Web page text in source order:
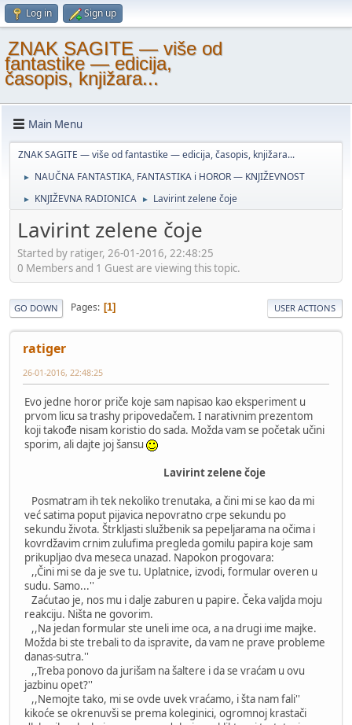
Log in Sign up
ZNAK SAGITE — više od
fantastike — edicija,
časopis, knjižara...
Main Menu
ZNAK SAGITE — više od fantastike — edicija, časopis, knjižara...
► NAUČNA FANTASTIKA, FANTASTIKA i HOROR — KNJIŽEVNOST
► KNJIŽEVNA RADIONICA ► Lavirint zelene čoje
Lavirint zelene čoje
Started by ratiger, 26-01-2016, 22:48:25
0 Members and 1 Guest are viewing this topic.
GO DOWN Pages 1 USER ACTIONS
ratiger
26-01-2016, 22:48:25
Evo jedne horor priče koje sam napisao kao eksperiment u
prvom licu sa trashy pripovedačem. I narativnim prezentom
koji takođe nisam koristio do sada. Možda vam se početak učini
sporim, ali dajte joj šansu
Lavirint zelene čoje
Posmatram ih tek nekoliko trenutaka, a čini mi se kao da mi
već satima poput pijavica nepovratno crpe sekundu po
sekundu života. Štrkljasti službenik sa pepeljarama na očima i
kovrdžavim crnim zulufima pregleda gomilu papira koje sam
prikupljao dva meseca unazad. Napokon progovara:
,,Čini mi se da je sve tu. Uplatnice, izvodi, formular overen u
sudu. Samo...''
Zaćutao je, nos mu i dalje zaburen u papire. Čeka valjda moju
reakciju. Ništa ne govorim.
,,Na jedan formular ste uneli ime oca, a na drugi ime majke.
Možda bi ste trebali to da ispravite, da vam ne prave probleme
danas-sutra.''
,,Treba ponovo da jurišam na šaltere i da se vraćam u ovu
jazbinu opet?''
,,Nemojte tako, mi se ovde uvek vraćamo, i šta nam fali''
kikoće se okrenuvši se prema koleginici, ogromnoj krastači